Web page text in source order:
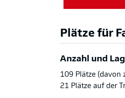
Plätze für
Anzahl und
109 Plätze (davon
21 Plätze auf der